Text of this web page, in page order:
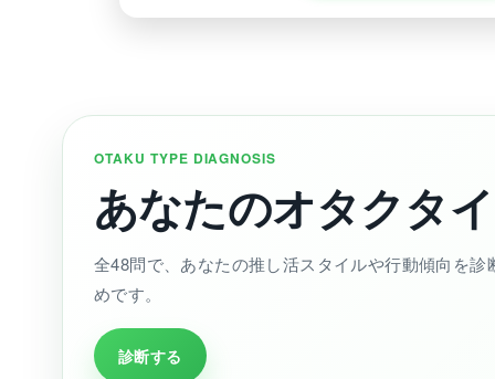
OTAKU TYPE DIAGNOSIS
あなたのオタクタ
全48問で、あなたの推し活スタイルや行動傾向を
めです。
診断する